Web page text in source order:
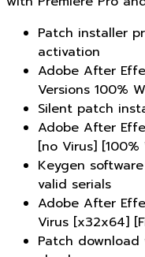
Patch installer
activation
Adobe After
Versions 100%
Silent patch
Adobe After
[no Virus] [100%
Keygen
valid serials
Adobe After
Virus [x32x64]
Patch